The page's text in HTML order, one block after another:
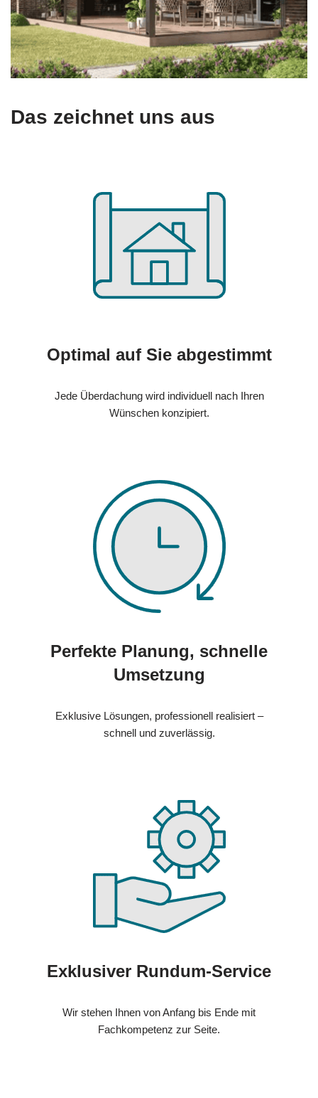
Das zeichnet uns aus
Optimal auf Sie abgestimmt
Jede Überdachung wird individuell nach Ihren
Wünschen konzipiert.
Perfekte Planung, schnelle
Umsetzung
Exklusive Lösungen, professionell realisiert –
schnell und zuverlässig.
Exklusiver Rundum-Service
Wir stehen Ihnen von Anfang bis Ende mit
Fachkompetenz zur Seite.